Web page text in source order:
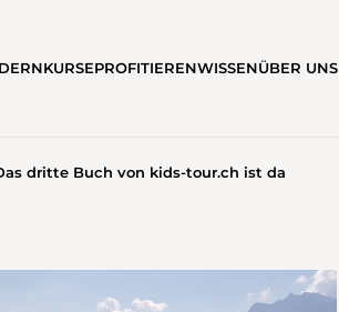
KURSEPROFITIERENWISSENÜBER UNS
dritte Buch von kids-tour.ch ist da